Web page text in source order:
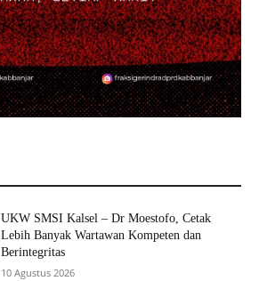
UKW SMSI Kalsel – Dr Moestofo, Cetak
Lebih Banyak Wartawan Kompeten dan
Berintegritas
10 Agustus 2026